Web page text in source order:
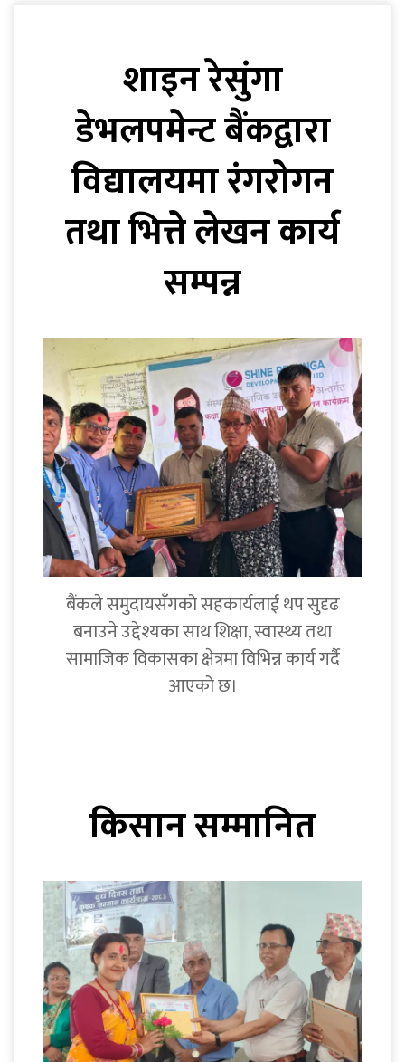
शाइन रेसुंगा
डेभलपमेन्ट बैंकद्वारा
विद्यालयमा रंगरोगन
तथा भित्ते लेखन कार्य
सम्पन्न
बैंकले समुदायसँगको सहकार्यलाई थप सुदृढ
बनाउने उद्देश्यका साथ शिक्षा, स्वास्थ्य तथा
सामाजिक विकासका क्षेत्रमा विभिन्न कार्य गर्दै
आएको छ।
किसान सम्मानित